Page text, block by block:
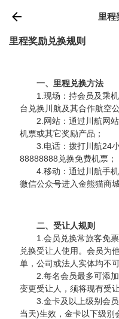
里程
里程奖励兑换规则
一、里程兑换方法
1.现场：持会员及乘机
台兑换川航及其合作航空
2.网站：通过川航网站
机票或其它奖励产品；
3.电话：拨打川航24小
88888888兑换免费机票；
4.移动：通过川航手机
微信公众号进入金熊猫商
二、受让人规则
1.会员兑换常旅客免票
兑换受让人使用。会员为
单，公司或法人实体均不
2.每名会员最多可添加
变更受让人，须将现有受
3.金卡及以上级别会员
当天)生效，金卡以下级别